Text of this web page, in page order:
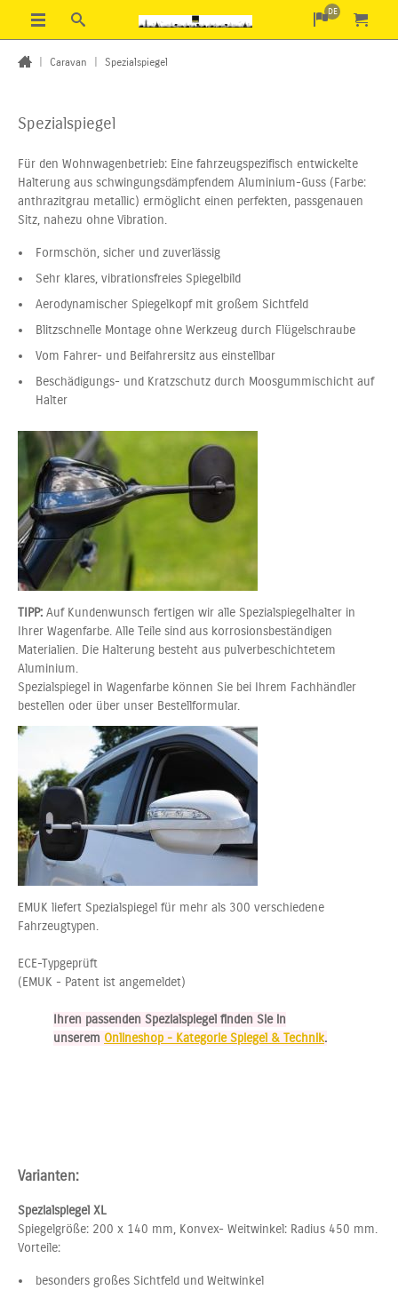
DE
Caravan Spezialspiegel
Spezialspiegel
Für den Wohnwagenbetrieb: Eine fahrzeugspezifisch entwickelte
Halterung aus schwingungsdämpfendem Aluminium-Guss (Farbe:
anthrazitgrau metallic) ermöglicht einen perfekten, passgenauen
Sitz, nahezu ohne Vibration.
Formschön, sicher und zuverlässig
Sehr klares, vibrationsfreies Spiegelbild
Aerodynamischer Spiegelkopf mit großem Sichtfeld
Blitzschnelle Montage ohne Werkzeug durch Flügelschraube
Vom Fahrer- und Beifahrersitz aus einstellbar
Beschädigungs- und Kratzschutz durch Moosgummischicht auf
Halter
TIPP: Auf Kundenwunsch fertigen wir alle Spezialspiegelhalter in
Ihrer Wagenfarbe. Alle Teile sind aus korrosionsbeständigen
Materialien. Die Halterung besteht aus pulverbeschichtetem
Aluminium.
Spezialspiegel in Wagenfarbe können Sie bei Ihrem Fachhändler
bestellen oder über unser Bestellformular.
EMUK liefert Spezialspiegel für mehr als 300 verschiedene
Fahrzeugtypen.
ECE-Typgeprüft
(EMUK - Patent ist angemeldet)
Ihren passenden Spezialspiegel finden Sie in
unserem Onlineshop - Kategorie Spiegel & Technik.
Varianten:
Spezialspiegel XL
Spiegelgröße: 200 x 140 mm, Konvex- Weitwinkel: Radius 450 mm.
Vorteile:
besonders großes Sichtfeld und Weitwinkel